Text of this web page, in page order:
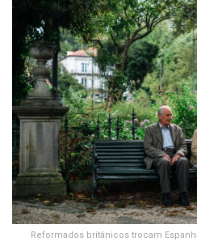
Reformados britânicos trocam